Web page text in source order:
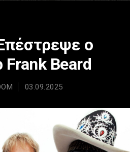
ο
Frank Beard
03.09.2025